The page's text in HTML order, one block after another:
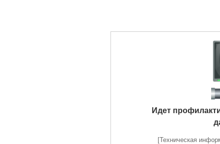
Идет
[Техническая